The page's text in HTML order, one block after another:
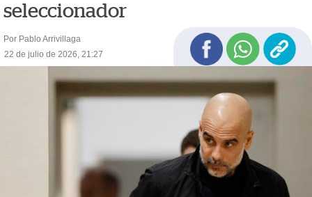
seleccionador
Por Pablo Arrivillaga
22 de julio de 2026, 21:27